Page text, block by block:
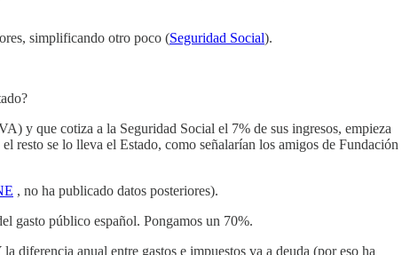
simplificando otro poco (Seguridad Social).
y que cotiza a la Seguridad Social el 7% de sus ingresos, empieza
resto se lo lleva el Estado, como señalarían los amigos de Fundación
, no ha publicado datos posteriores).
gasto público español. Pongamos un 70%.
diferencia anual entre gastos e impuestos va a deuda (por eso ha